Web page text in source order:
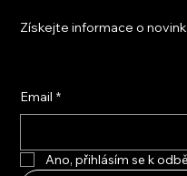
Získejte informace o
Email *
Ano, přihlásím se k